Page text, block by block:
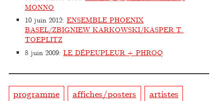
MONNO
10 juin 2012:ENSEMBLE PHOENIX
BASEL/ZBIGNIEW KARKOWSKI/KASPER T.
TOEPLITZ
8 juin 2009:LE DÉPEUPLEUR + PHROQ
programme affiches/posters
artistes